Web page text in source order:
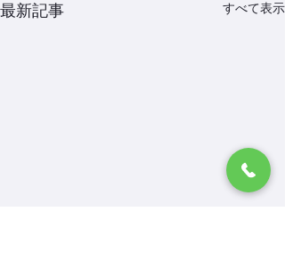
最新記事 すべて表示